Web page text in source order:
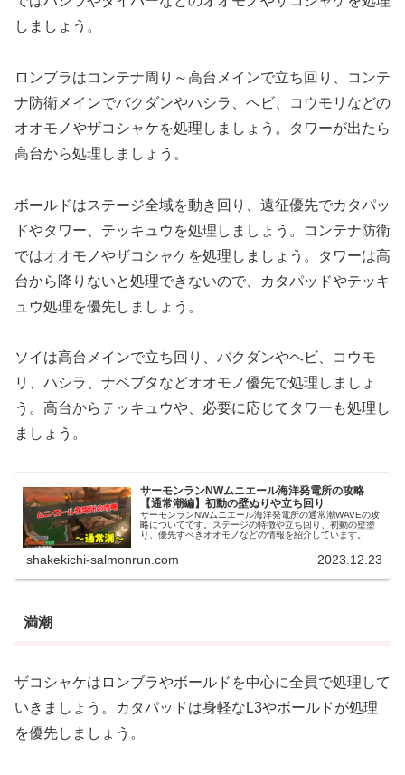
しましょう。
ロンブラはコンテナ周り～高台メインで立ち回り、コンテ
ナ防衛メインでバクダンやハシラ、ヘビ、コウモリなどの
オオモノやザコシャケを処理しましょう。タワーが出たら
高台から処理しましょう。
ボールドはステージ全域を動き回り、遠征優先でカタパッ
ドやタワー、テッキュウを処理しましょう。コンテナ防衛
ではオオモノやザコシャケを処理しましょう。タワーは高
台から降りないと処理できないので、カタパッドやテッキ
ュウ処理を優先しましょう。
ソイは高台メインで立ち回り、バクダンやヘビ、コウモ
リ、ハシラ、ナベブタなどオオモノ優先で処理しましょ
う。高台からテッキュウや、必要に応じてタワーも処理し
ましょう。
サーモンランNWムニエール海洋発電所の攻略
【通常潮編】初動の壁ぬりや立ち回り
サーモンランNWムニエール海洋発電所の通常潮WAVEの攻
略についてです。ステージの特徴や立ち回り、初動の壁塗
り、優先すべきオオモノなどの情報を紹介しています。
shakekichi-salmonrun.com 2023.12.23
満潮
ザコシャケはロンブラやボールドを中心に全員で処理して
いきましょう。カタパッドは身軽なL3やボールドが処理
を優先しましょう。